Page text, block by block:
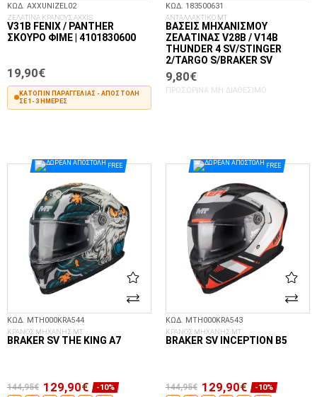
ΚΩΔ. AXXUNIZEL02
ΖΕΛΑΤΙΝΑ ΚΡΑΝΟΥΣ AXXIS
V31B FENIX / PANTHER
ΣΚΟΎΡΟ ΦΙΜΈ | 4101830600
19,90€
ΚΑΤΌΠΙΝ ΠΑΡΑΓΓΕΛΊΑΣ - ΑΠΟΣΤΟΛΉ
ΣΕ 1-3 ΗΜΈΡΕΣ
ΚΩΔ. 183500631
ΑΝΤΑΛΛΑΚΤΙΚΟ MT
ΒΆΣΕΙΣ ΜΗΧΑΝΙΣΜΟΎ
ΖΕΛΑΤΊΝΑΣ V28B / V14B
THUNDER 4 SV/STINGER
2/TARGO S/BRAKER SV
9,80€
ΠΡΟΣΩΡΙΝΆ ΜΗ ΔΙΑΘΈΣΙΜΟ
FREE
ΚΩΔ. MTH000KRA544
ΚΡΑΝΟΣ ΜΗΧΑΝΗΣ MT
BRAKER SV THE KING A7
144,95€ 129,90€ -10%
FREE
ΚΩΔ. MTH000KRA543
ΚΡΑΝΟΣ ΜΗΧΑΝΗΣ MT
BRAKER SV INCEPTION B5
144,95€ 129,90€ -10%